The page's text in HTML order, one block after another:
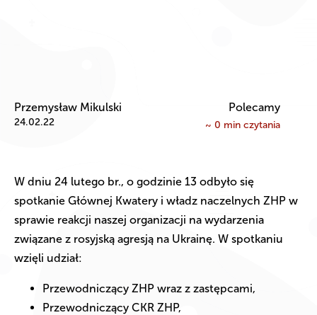
Przemysław Mikulski
24.02.22
Polecamy
~ 0 min czytania
W dniu 24 lutego br., o godzinie 13 odbyło się
spotkanie Głównej Kwatery i władz naczelnych ZHP w
sprawie reakcji naszej organizacji na wydarzenia
związane z rosyjską agresją na Ukrainę. W spotkaniu
wzięli udział:
Przewodniczący ZHP wraz z zastępcami,
Przewodniczący CKR ZHP,